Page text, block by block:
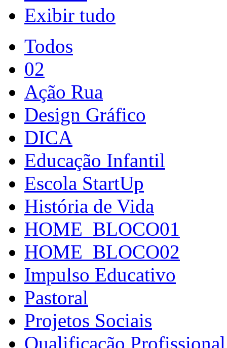
Exibir tudo
Todos
02
Ação Rua
Design Gráfico
DICA
Educação Infantil
Escola StartUp
História de Vida
HOME_BLOCO01
HOME_BLOCO02
Impulso Educativo
Pastoral
Projetos Sociais
Qualificação Profissional